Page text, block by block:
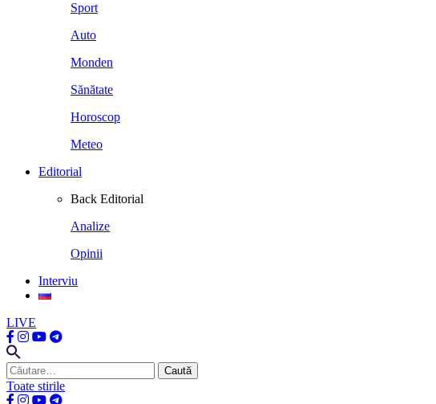
Sport
Auto
Monden
Sănătate
Horoscop
Meteo
Editorial
Back Editorial
Analize
Opinii
Interviu
LIVE
Caută
după:
Toate stirile